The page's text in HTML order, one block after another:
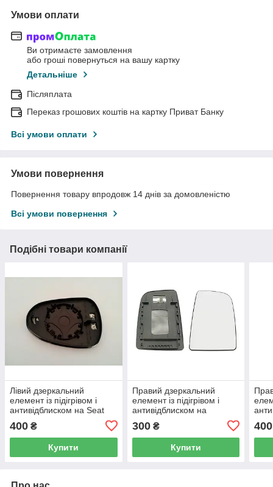
Умови оплати
Ви отримаєте замовлення
або гроші повернуться на вашу картку
Детальніше
Післяплата
Переказ грошових коштів на картку Приват Банку
Всі умови оплати
Умови повернення
Повернення товару впродовж 14 днів за домовленістю
Всі умови повернення
Подібні товари компанії
Лівий дзеркальний
елемент із підігрівом і
антивідблиском на Seat
400 ₴
Купити
Правий дзеркальний
елемент із підігрівом і
антивідблиском на
Мерседес Спринтер з 06
року.
300₴
Купити
400